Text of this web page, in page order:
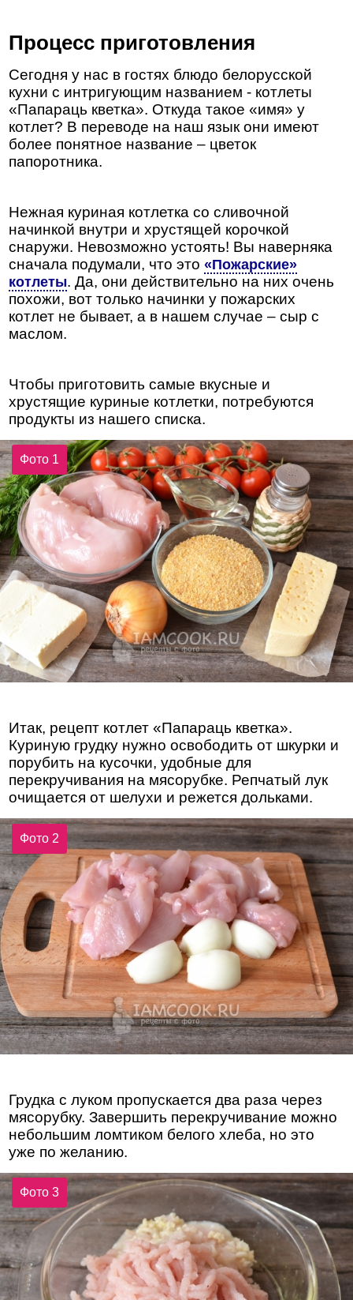
Процесс приготовления
Сегодня у нас в гостях блюдо белорусской
кухни с интригующим названием - котлеты
«Папараць кветка». Откуда такое «имя» у
котлет? В переводе на наш язык они имеют
более понятное название – цветок
папоротника.
Нежная куриная котлетка со сливочной
начинкой внутри и хрустящей корочкой
снаружи. Невозможно устоять! Вы наверняка
сначала подумали, что это«Пожарские»
котлеты. Да, они действительно на них очень
похожи, вот только начинки у пожарских
котлет не бывает, а в нашем случае – сыр с
маслом.
Чтобы приготовить самые вкусные и
хрустящие куриные котлетки, потребуются
продукты из нашего списка.
Фото 1
Итак, рецепт котлет «Папараць кветка».
Куриную грудку нужно освободить от шкурки и
порубить на кусочки, удобные для
перекручивания на мясорубке. Репчатый лук
очищается от шелухи и режется дольками.
Фото 2
Грудка с луком пропускается два раза через
мясорубку. Завершить перекручивание можно
небольшим ломтиком белого хлеба, но это
уже по желанию.
Фото 3